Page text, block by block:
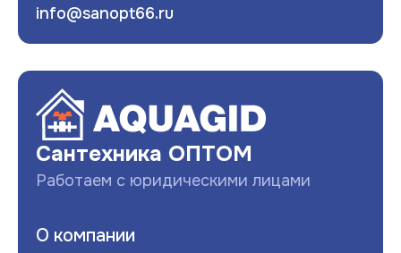
info@sanopt66.ru
Сантехника ОПТОМ
Работаем с юридическими лицами
О компании